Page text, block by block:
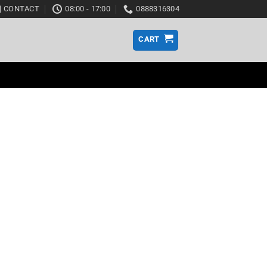
CONTACT 08:00 - 17:00 0888316304
CART